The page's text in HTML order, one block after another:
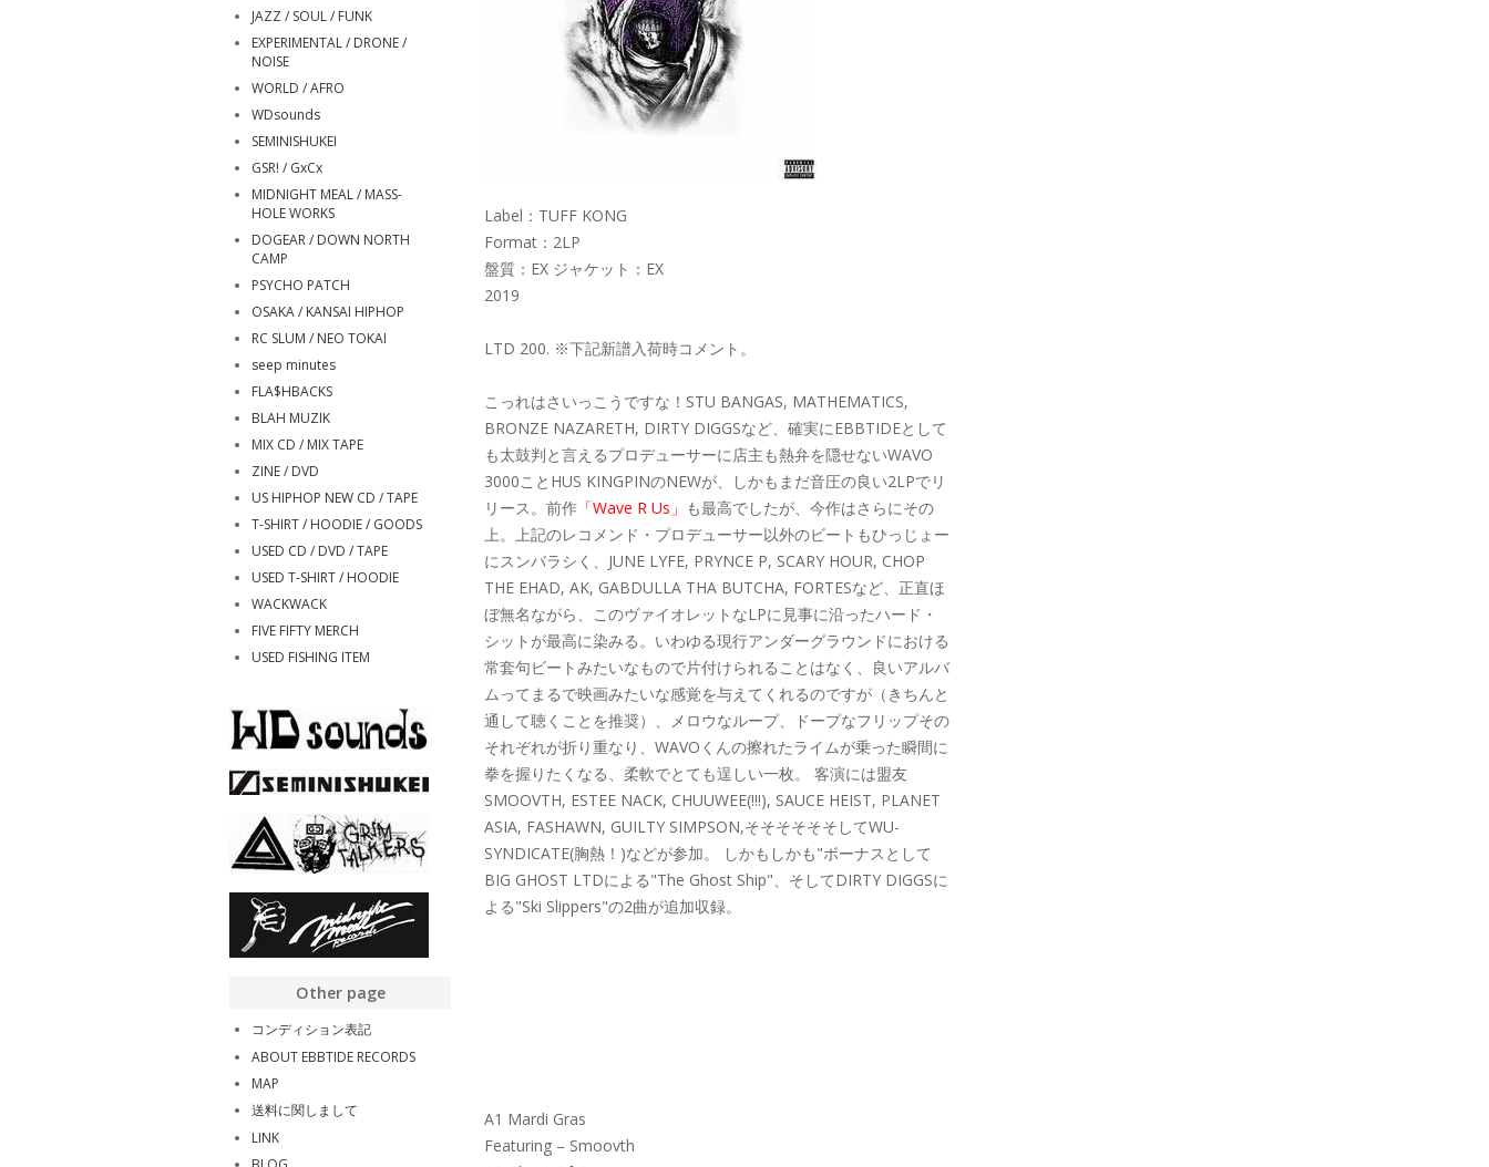
Label：TUFF KONG
Format：2LP
盤質：EX ジャケット：EX
2019
LTD 200. ※下記新譜入荷時コメント。
こっれはさいっこうですな！STU BANGAS, MATHEMATICS,
BRONZE NAZARETH, DIRTY DIGGSなど、確実にEBBTIDEとして
も太鼓判と言えるプロデューサーに店主も熱弁を隠せないWAVO
3000ことHUS KINGPINのNEWが、しかもまだ音圧の良い2LPでリ
リース。前作 「Wave R Us」 も最高でしたが、今作はさらにその
上。上記のレコメンド・プロデューサー以外のビートもひっじょー
にスンバラシく、JUNE LYFE, PRYNCE P, SCARY HOUR, CHOP
THE EHAD, AK, GABDULLA THA BUTCHA, FORTESなど、正直ほ
ぼ無名ながら、このヴァイオレットなLPに見事に沿ったハード・
シットが最高に染みる。いわゆる現行アンダーグラウンドにおける
常套句ビートみたいなもので片付けられることはなく、良いアルバ
ムってまるで映画みたいな感覚を与えてくれるのですが（きちんと
通して聴くことを推奨）、メロウなループ、ドープなフリップその
それぞれが折り重なり、WAVOくんの擦れたライムが乗った瞬間に
拳を握りたくなる、柔軟でとても逞しい一枚。 客演には盟友
SMOOVTH, ESTEE NACK, CHUUWEE(!!!), SAUCE HEIST, PLANET
ASIA, FASHAWN, GUILTY SIMPSON,そそそそそそしてWU-
SYNDICATE(胸熱！)などが参加。 しかもしかも"ボーナスとして
BIG GHOST LTDによる"The Ghost Ship"、そしてDIRTY DIGGSに
よる"Ski Slippers"の2曲が追加収録。
A1 Mardi Gras
Featuring – Smoovth
JAZZ / SOUL / FUNK
EXPERIMENTAL / DRONE /
NOISE
WORLD / AFRO
WDsounds
SEMINISHUKEI
GSR! / GxCx
MIDNIGHT MEAL / MASS-
HOLE WORKS
DOGEAR / DOWN NORTH
CAMP
PSYCHO PATCH
OSAKA / KANSAI HIPHOP
RC SLUM / NEO TOKAI
seep minutes
FLA$HBACKS
BLAH MUZIK
MIX CD / MIX TAPE
ZINE / DVD
US HIPHOP NEW CD / TAPE
T-SHIRT / HOODIE / GOODS
USED CD / DVD / TAPE
USED T-SHIRT / HOODIE
WACKWACK
FIVE FIFTY MERCH
USED FISHING ITEM
Other page
コンディション表記
ABOUT EBBTIDE RECORDS
MAP
送料に関しまして
LINK